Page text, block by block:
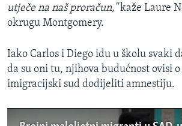
utječe na naš proračun,''kaže Laure
okrugu Montgomery.
Iako Carlos i Diego idu u školu svaki
da su oni tu, njihova budućnost ovisi
imigracijski sud dodijeliti amnestiju.